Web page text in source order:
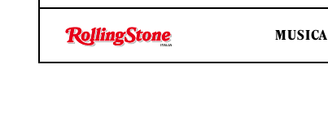
MUSICA